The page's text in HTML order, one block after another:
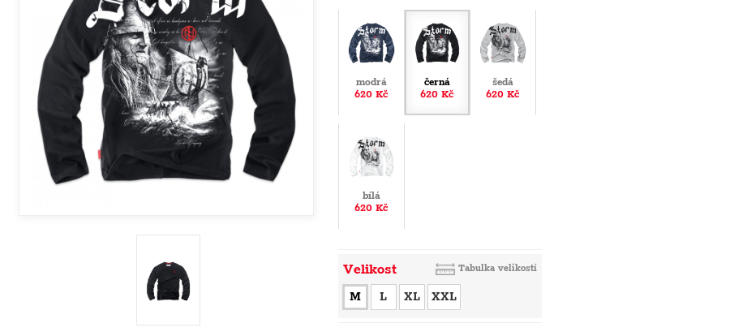
modrá
620 Kč
černá
620 Kč
šedá
620 Kč
bílá
620 Kč
Velikost Tabulka velikostí
M L XL XXL